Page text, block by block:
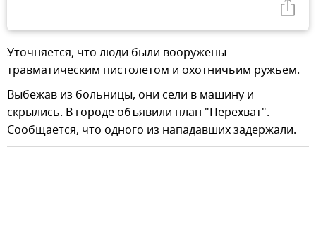
Уточняется, что люди были вооружены
травматическим пистолетом и охотничьим ружьем.
Выбежав из больницы, они сели в машину и
скрылись. В городе объявили план "Перехват".
Сообщается, что одного из нападавших задержали.